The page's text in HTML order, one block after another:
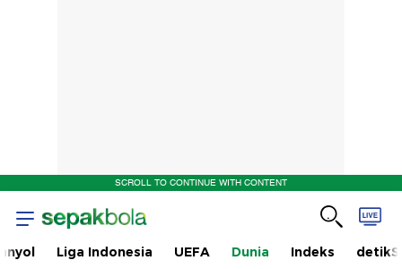
SCROLL TO CONTINUE WITH CONTENT
Liga Indonesia UEFA Dunia Indeks